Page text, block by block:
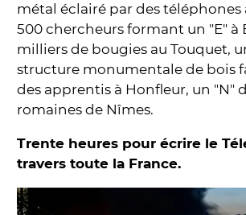
métal éclairé par des téléphones
500 chercheurs formant un "E" à
milliers de bougies au Touquet,
structure monumentale de bois
des apprentis à Honfleur, un "N"
romaines de Nîmes.
Trente heures pour écrire le
travers toute la France.